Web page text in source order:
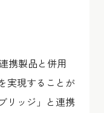
携製品と併用
実現することが
リッジ」と連携